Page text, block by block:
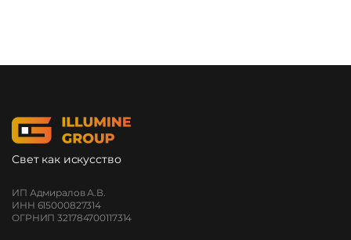
Свет как искусство
ИП Адмиралов А.В.
ИНН 615000827314
ОГРНИП 321784700117314